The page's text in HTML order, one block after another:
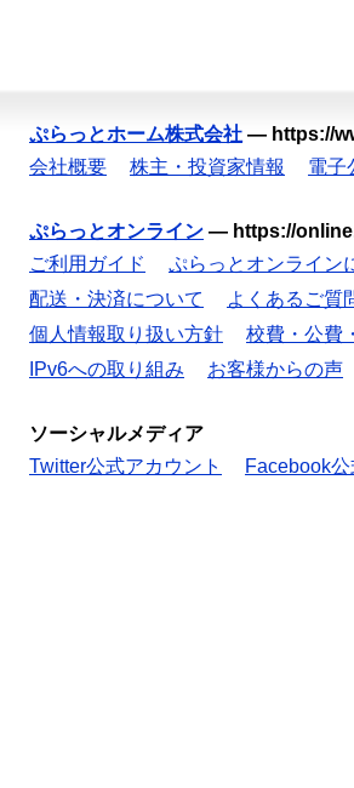
ぷらっとホーム株式会社 — https://
会社概要
株主・投資家情報 電子
ぷらっとオンライン — https://
ご利用ガイド
ぷらっとオンライン
配送・決済について
よくあるご質
個人情報取り扱い方針
校費・公費
IPv6への取り組み
お客様からの声
ソーシャルメディア
Twitter公式アカウント
Facebook